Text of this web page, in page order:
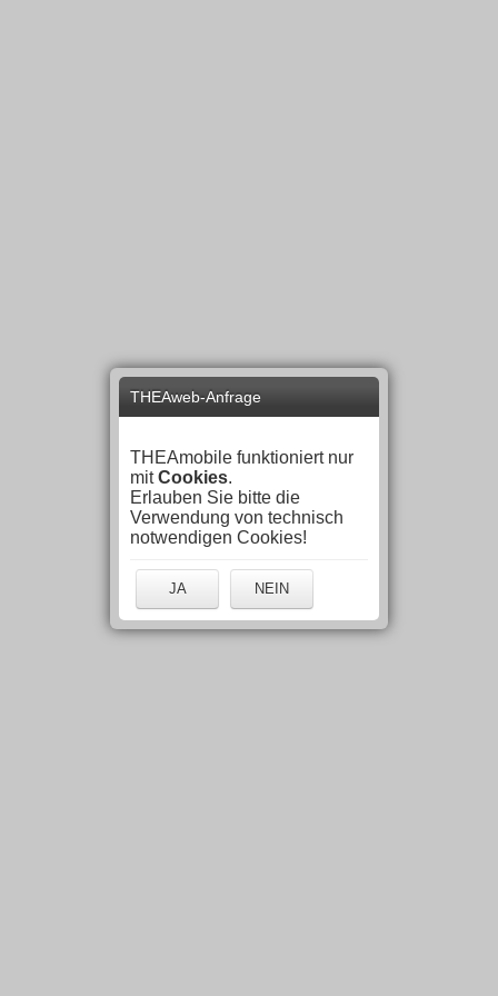
THEAweb-Anfrage
THEAmobile funktioniert nur
mitCookies.
Erlauben Sie bitte die
Verwendung von technisch
notwendigen Cookies!
JA NEIN